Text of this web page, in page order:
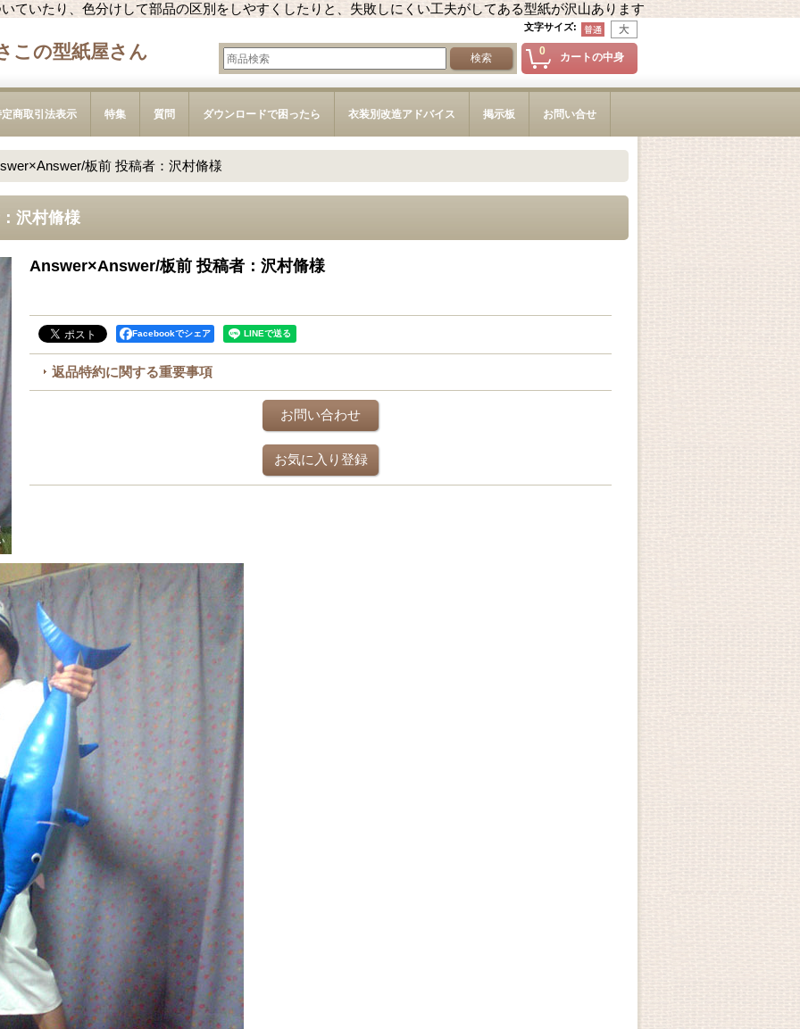
ていたり、色分けして部品の区別をしやすくしたりと、失敗しにくい工夫がしてある型紙が沢山あります
文字サイズ:
この型紙屋さん 0 カートの中身
商取引法表示 特集 質問 ダウンロードで困ったら 衣装別改造アドバイス 掲示板 お問い合せ
板前 投稿者：沢村脩様
沢村脩様
Answer×Answer/板前 投稿者：沢村脩様
Facebookでシェア
返品特約に関する重要事項
お問い合わせ
お気に入り登録